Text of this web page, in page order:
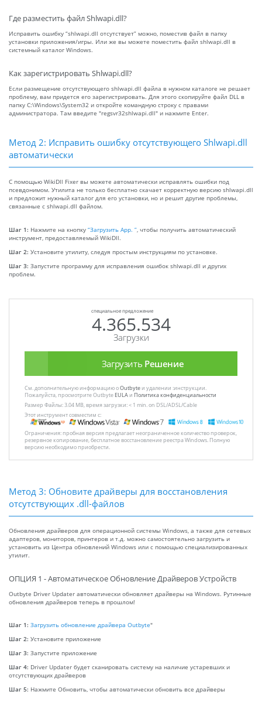
Где разместить файл Shlwapi.dll?
Исправить ошибку “shlwapi.dll отсутствует” можно, поместив файл в папку
установки приложения/игры. Или же вы можете поместить файл shlwapi.dll в
системный каталог Windows.
Как зарегистрировать Shlwapi.dll?
Если размещение отсутствующего shlwapi.dll файла в нужном каталоге не решает
проблему, вам придется его зарегистрировать. Для этого скопируйте файл DLL в
папку C:\Windows\System32 и откройте командную строку с правами
администратора. Там введите "regsvr32shlwapi.dll" и нажмите Enter.
Метод 2: Исправить ошибку отсутствующего Shlwapi.dll
автоматически
С помощью WikiDll Fixer вы можете автоматически исправлять ошибки под
псевдонимом. Утилита не только бесплатно скачает корректную версию shlwapi.dll
и предложит нужный каталог для его установки, но и решит другие проблемы,
связанные с shlwapi.dll файлом.
Шаг 1: Нажмите на кнопку “Загрузить App. ”, чтобы получить автоматический
инструмент, предоставляемый WikiDll.
Шаг 2: Установите утилиту, следуя простым инструкциям по установке.
Шаг 3: Запустите программу для исправления ошибок shlwapi.dll и других
проблем.
специальное предложение
4.365.534
Загрузки
Загрузить Решение
См. дополнительную информацию оOutbyteи удалении :инструкции.
Пожалуйста, просмотрите Outbyte EULAи Политика конфиденциальности
Размер Файлы: 3.04 MB, время загрузки: < 1 min. on DSL/ADSL/Cable
Этот инструмент совместим с:
Ограничения: пробная версия предлагает неограниченное количество проверок,
резервное копирование, бесплатное восстановление реестра Windows. Полную
версию необходимо приобрести.
Метод 3: Обновите драйверы для восстановления
отсутствующих .dll-файлов
Обновления драйверов для операционной системы Windows, а также для сетевых
адаптеров, мониторов, принтеров и т.д. можно самостоятельно загрузить и
установить из Центра обновлений Windows или с помощью специализированных
утилит.
ОПЦИЯ 1 - Автоматическое Обновление Драйверов Устройств
Outbyte Driver Updater автоматически обновляет драйверы на Windows. Рутинные
обновления драйверов теперь в прошлом!
Шаг 1: Загрузить обновление драйвера Outbyte"
Шаг 2: Установите приложение
Шаг 3: Запустите приложение
Шаг 4: Driver Updater будет сканировать систему на наличие устаревших и
отсутствующих драйверов
Шаг 5: Нажмите Обновить, чтобы автоматически обновить все драйверы